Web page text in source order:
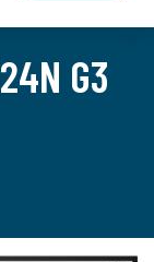
G3